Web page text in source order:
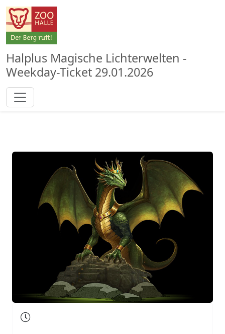
Halplus Magische Lichterwelten -
Weekday-Ticket 29.01.2026